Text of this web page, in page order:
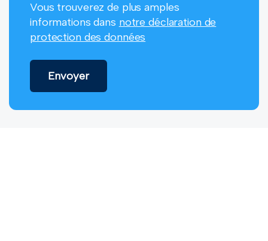
Vous trouverez de plus amples
informations dans notre déclaration de
protection des données